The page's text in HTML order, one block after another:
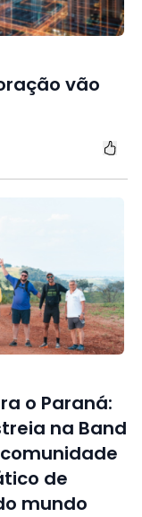
vão
o Paraná:
na Band
de
mundo